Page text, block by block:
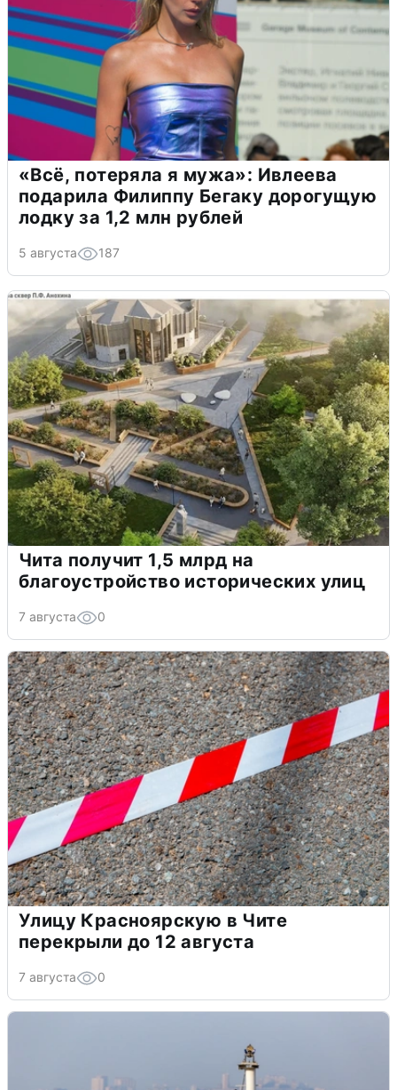
«Всё, потеряла я мужа»: Ивлеева
подарила Филиппу Бегаку дорогущую
лодку за 1,2 млн рублей
5 августа 187
Чита получит 1,5 млрд на
благоустройство исторических улиц
7 августа 0
Улицу Красноярскую в Чите
перекрыли до 12 августа
7 августа 0